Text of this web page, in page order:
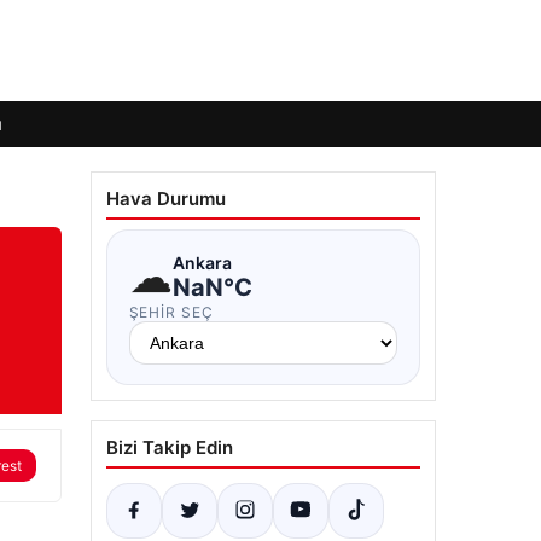
Hava Durumu
☁Ankara
NaN°C
ŞEHIR SEÇ
Bizi Takip Edin